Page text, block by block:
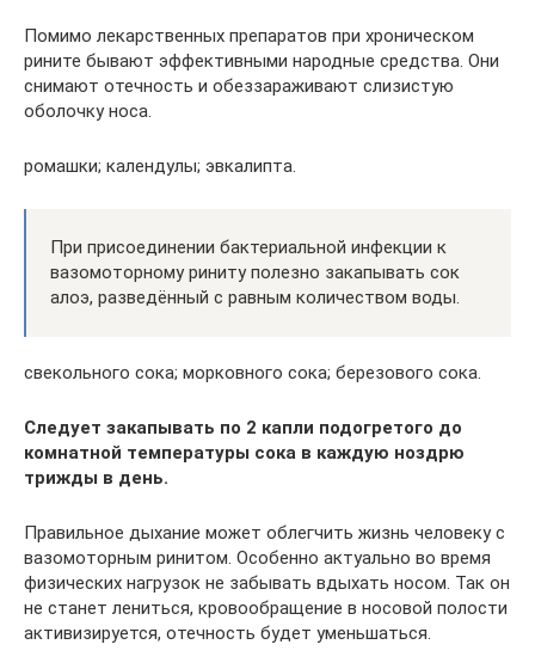
Помимо лекарственных препаратов при хроническом
рините бывают эффективными народные средства. Они
снимают отечность и обеззараживают слизистую
оболочку носа.
ромашки; календулы; эвкалипта.
При присоединении бактериальной инфекции к
вазомоторному риниту полезно закапывать сок
алоэ, разведённый с равным количеством воды.
свекольного сока; морковного сока; березового сока.
Следует закапывать по 2 капли подогретого до
комнатной температуры сока в каждую ноздрю
трижды в день.
Правильное дыхание может облегчить жизнь человеку с
вазомоторным ринитом. Особенно актуально во время
физических нагрузок не забывать вдыхать носом. Так он
не станет лениться, кровообращение в носовой полости
активизируется, отечность будет уменьшаться.